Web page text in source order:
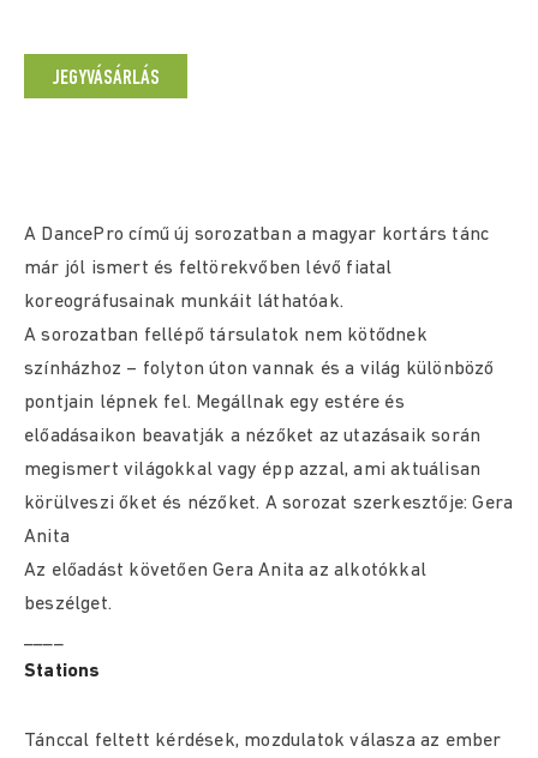
JEGYVÁSÁRLÁS
A DancePro című új sorozatban a magyar kortárs tánc
már jól ismert és feltörekvőben lévő fiatal
koreográfusainak munkáit láthatóak.
A sorozatban fellépő társulatok nem kötődnek
színházhoz – folyton úton vannak és a világ különböző
pontjain lépnek fel. Megállnak egy estére és
előadásaikon beavatják a nézőket az utazásaik során
megismert világokkal vagy épp azzal, ami aktuálisan
körülveszi őket és nézőket. A sorozat szerkesztője: Gera
Anita
Az előadást követően Gera Anita az alkotókkal
beszélget.
Stations
Tánccal feltett kérdések, mozdulatok válasza az ember